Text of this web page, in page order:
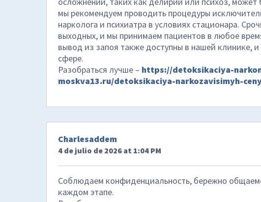
мы рекомендуем проводить процедуры
нарколога и психиатра в условиях стационара.
выходных, и мы принимаем пациентов в любое
вывод из запоя также доступны в нашей клинике,
сфере.
Разобраться лучше – https://detoksikaciya-
moskva13.ru/detoksikaciya-narkozavisimyh-
Charlesaddem
4 de julio de 2026 at 1:04 PM
Соблюдаем конфиденциальность, бережно
каждом этапе.